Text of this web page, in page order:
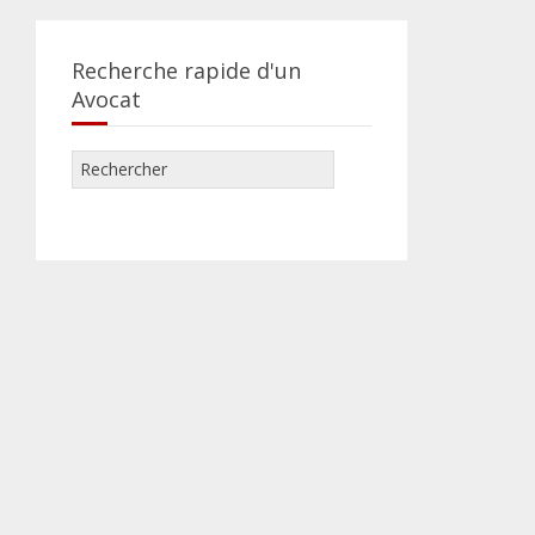
Recherche rapide d'un
Avocat